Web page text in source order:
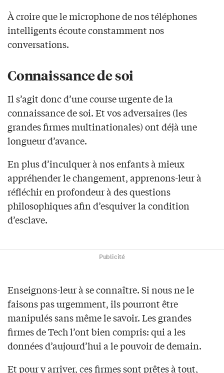
À croire que le microphone de nos téléphones
intelligents écoute constamment nos
conversations.
Connaissance de soi
Il s’agit donc d’une course urgente de la
connaissance de soi. Et vos adversaires (les
grandes firmes multinationales) ont déjà une
longueur d’avance.
En plus d’inculquer à nos enfants à mieux
appréhender le changement, apprenons-leur à
réfléchir en profondeur à des questions
philosophiques afin d’esquiver la condition
d’esclave.
Publicité
Enseignons-leur à se connaître. Si nous ne le
faisons pas urgemment, ils pourront être
manipulés sans même le savoir. Les grandes
firmes de Tech l’ont bien compris: qui a les
données d’aujourd’hui a le pouvoir de demain.
Et pour y arriver, ces firmes sont prêtes à tout,